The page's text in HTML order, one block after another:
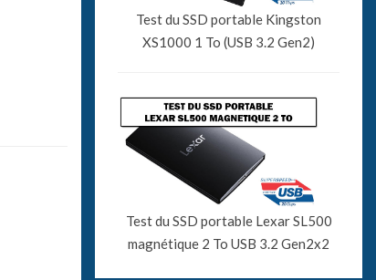
Test du SSD portable Kingston
XS1000 1 To (USB 3.2 Gen2)
Test du SSD portable Lexar SL500
magnétique 2 To USB 3.2 Gen2x2